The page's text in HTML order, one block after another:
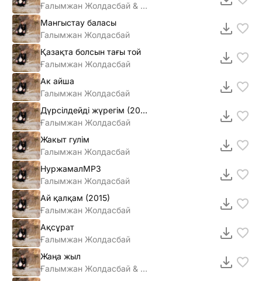
Ғалымжан Жолдасбай & Жақау
Мангыстау баласы
Галымжан Жолдасбай
Қазақта болсын тағы той
Ғалымжан Жолдасбай
Ак айша
Галымжан Жолдасбай
Дүрсілдейді жүрегім (2016)
Ғалымжан Жолдасбай
Жакыт гулiм
Галымжан Жолдасбай
НуржамалMP3
Галымжан Жолдасбай
Ай қалқам (2015)
Ғалымжан Жолдасбай
Ақсұрат
Ғалымжан Жолдасбай
Жаңа жыл
Ғалымжан Жолдасбай & Дегдар Жолдасбай